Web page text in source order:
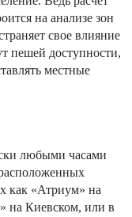
на анализе зон
свое влияние
пешей доступности,
местные
любыми часами
как «Атриум» на
на Киевском, или в